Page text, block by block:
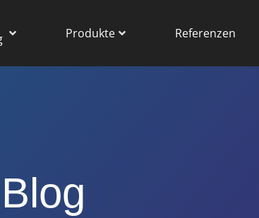
Produkte Referenzen
Blog